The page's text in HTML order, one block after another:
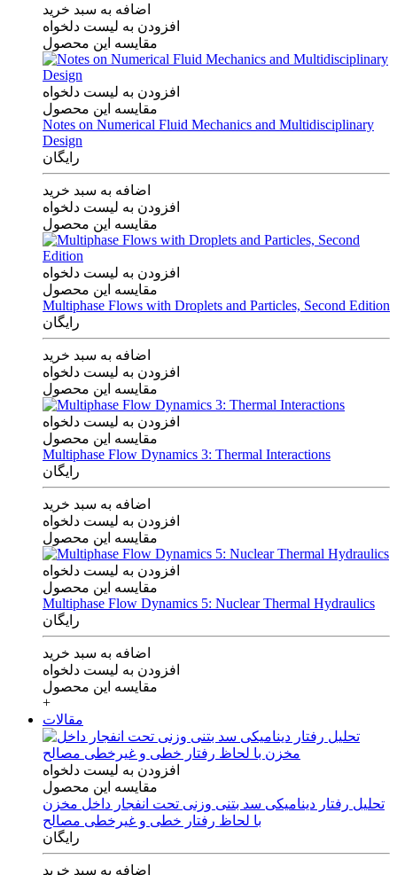
اضافه به سبد خرید
افزودن به لیست دلخواه
مقایسه این محصول
افزودن به لیست دلخواه
مقایسه این محصول
Notes on Numerical Fluid Mechanics and Multidisciplinary
Design
رایگان
اضافه به سبد خرید
افزودن به لیست دلخواه
مقایسه این محصول
افزودن به لیست دلخواه
مقایسه این محصول
Multiphase Flows with Droplets and Particles, Second Edition
رایگان
اضافه به سبد خرید
افزودن به لیست دلخواه
مقایسه این محصول
افزودن به لیست دلخواه
مقایسه این محصول
Multiphase Flow Dynamics 3: Thermal Interactions
رایگان
اضافه به سبد خرید
افزودن به لیست دلخواه
مقایسه این محصول
افزودن به لیست دلخواه
مقایسه این محصول
Multiphase Flow Dynamics 5: Nuclear Thermal Hydraulics
رایگان
اضافه به سبد خرید
افزودن به لیست دلخواه
مقایسه این محصول
+
مقالات
افزودن به لیست دلخواه
مقایسه این محصول
تحلیل رفتار دینامیکی سد بتنی وزنی تحت انفجار داخل مخزن
با لحاظ رفتار خطی و غیرخطی مصالح
رایگان
اضافه به سبد خرید